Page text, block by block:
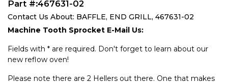
Part #:467631-02
Contact Us About: BAFFLE, END GRILL, 467631-02
Machine Tooth Sprocket E-Mail Us:
Fields with * are required. Don't forget to learn about our
new reflow oven!
Please note there are 2 Hellers out there. One that makes